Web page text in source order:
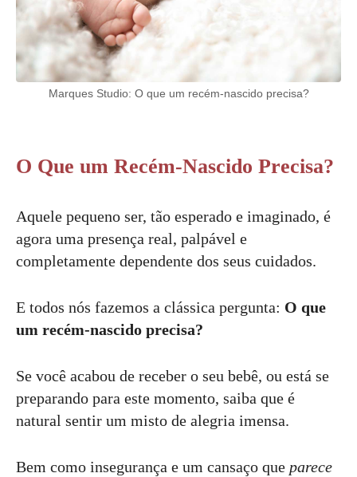
Marques Studio: O que um recém-nascido precisa?
O Que um Recém-Nascido Precisa?
Aquele pequeno ser, tão esperado e imaginado, é
agora uma presença real, palpável e
completamente dependente dos seus cuidados.
E todos nós fazemos a clássica pergunta: O que
um recém-nascido precisa?
Se você acabou de receber o seu bebê, ou está se
preparando para este momento, saiba que é
natural sentir um misto de alegria imensa.
Bem como insegurança e um cansaço que parece